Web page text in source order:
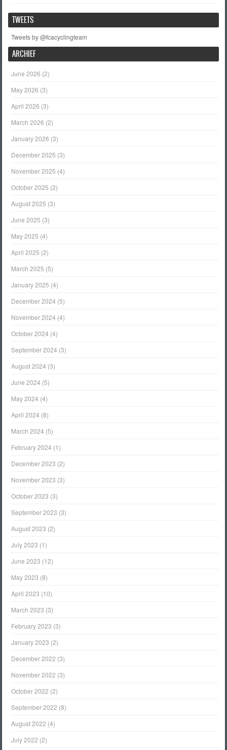
TWEETS
Tweets by @fcacyclingteam
ARCHIEF
June 2026 (2)
May 2026 (3)
April 2026 (3)
March 2026 (2)
January 2026 (3)
December 2025 (3)
November 2025 (4)
October 2025 (2)
August 2025 (3)
June 2025 (3)
May 2025 (4)
April 2025 (2)
March 2025 (5)
January 2025 (4)
December 2024 (5)
November 2024 (4)
October 2024 (4)
September 2024 (3)
August 2024 (3)
June 2024 (5)
May 2024 (4)
April 2024 (8)
March 2024 (5)
February 2024 (1)
December 2023 (2)
November 2023 (3)
October 2023 (3)
September 2023 (3)
August 2023 (2)
July 2023 (1)
June 2023 (12)
May 2023 (8)
April 2023 (10)
March 2023 (3)
February 2023 (3)
January 2023 (2)
December 2022 (3)
November 2022 (3)
October 2022 (2)
September 2022 (8)
August 2022 (4)
July 2022 (2)